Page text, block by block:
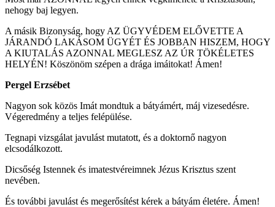
nehogy baj legyen.
A másik Bizonyság, hogy AZ ÜGYVÉDEM ELŐVETTE A
JÁRANDÓ LAKÁSOM ÜGYÉT ÉS JOBBAN HISZEM, HOGY
A KIUTALÁS AZONNAL MEGLESZ AZ ÚR TÖKÉLETES
HELYÉN! Köszönöm szépen a drága imáitokat! Ámen!
Pergel Erzsébet
Nagyon sok közös Imát mondtuk a bátyámért, máj vizesedésre.
Végeredmény a teljes felépülése.
Tegnapi vizsgálat javulást mutatott, és a doktornő nagyon
elcsodálkozott.
Dicsőség Istennek és imatestvéreimnek Jézus Krisztus szent
nevében.
És további javulást és megerősítést kérek a bátyám életére. Ámen!